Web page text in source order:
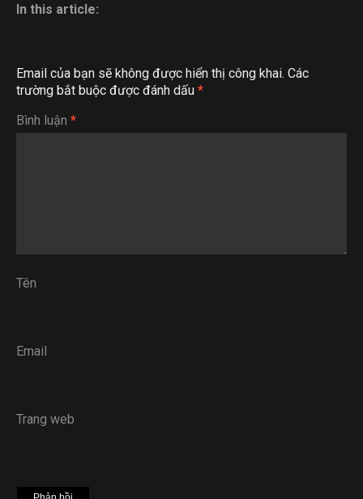
In this article:
Email của bạn sẽ không được hiển thị công khai. Các
trường bắt buộc được đánh dấu *
Bình luận *
Tên
Email
Trang web